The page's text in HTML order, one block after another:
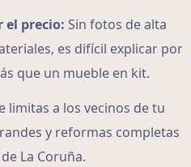
el precio: Sin fotos de alta
es difícil explicar por
que un mueble en kit.
limitas a los vecinos de tu
y reformas completas
La Coruña.